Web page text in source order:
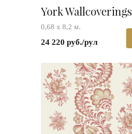
York Wallcoverings
0,68 х 8,2 м.
24 220 руб./рул